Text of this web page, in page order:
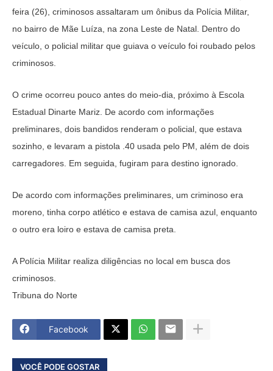
feira (26), criminosos assaltaram um ônibus da Polícia Militar,
no bairro de Mãe Luíza, na zona Leste de Natal. Dentro do
veículo, o policial militar que guiava o veículo foi roubado pelos
criminosos.
O crime ocorreu pouco antes do meio-dia, próximo à Escola
Estadual Dinarte Mariz. De acordo com informações
preliminares, dois bandidos renderam o policial, que estava
sozinho, e levaram a pistola .40 usada pelo PM, além de dois
carregadores. Em seguida, fugiram para destino ignorado.
De acordo com informações preliminares, um criminoso era
moreno, tinha corpo atlético e estava de camisa azul, enquanto
o outro era loiro e estava de camisa preta.
A Polícia Militar realiza diligências no local em busca dos
criminosos.
Tribuna do Norte
Facebook
VOCÊ PODE GOSTAR